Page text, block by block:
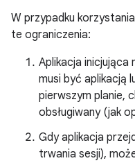
W przypadku
te ograniczenia:
Aplikacja inicjująca
musi być aplikacją
pierwszym planie,
obsługiwany (jak
Gdy aplikacja
trwania sesji),